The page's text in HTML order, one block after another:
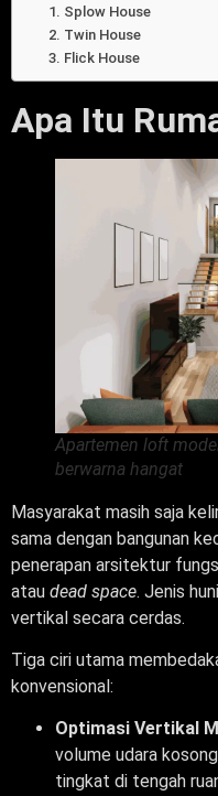
1. Splow House
2. Twin House
3. Flick House
Apa Itu
Apartemen loft
berwarna hangat
Masyarakat masih saja
sama dengan bangunan
penerapan arsitektur
atau dead space. Jenis
vertikal secara cerdas.
Tiga ciri utama
konvensional:
Optimasi Vertikal
volume udara
tingkat di tengah